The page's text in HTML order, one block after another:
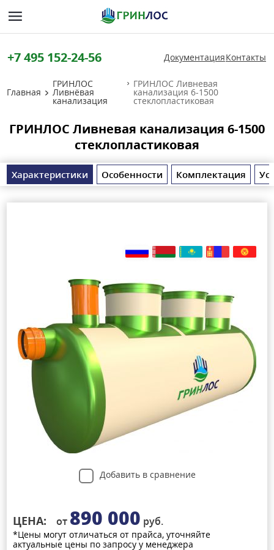
+7 495 152-24-56 ДокументацияКонтакты
Главная
ГРИНЛОС
Ливнёвая
канализация
ГРИНЛОС Ливневая
канализация 6-1500
стеклопластиковая
ГРИНЛОС Ливневая канализация 6-1500
стеклопластиковая
Характеристики Особенности Комплектация
Добавить в сравнение
ЦЕНА: от 890 000 руб.
*Цены могут отличаться от прайса, уточняйте
актуальные цены по запросу у менеджера